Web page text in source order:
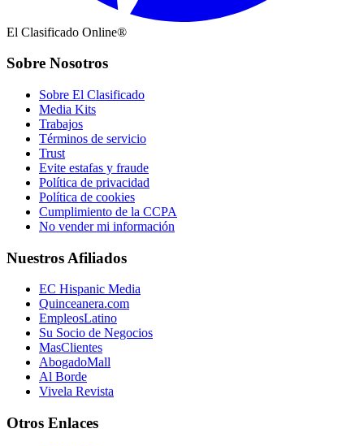
El Clasificado Online®
Sobre Nosotros
Sobre El Clasificado
Media Kits
Trabajos
Términos de servicio
Trust
Evite estafas y fraude
Política de privacidad
Política de cookies
Cumplimiento de la CCPA
No vender mi información
Nuestros Afiliados
EC Hispanic Media
Quinceanera.com
EmpleosLatino
Su Socio de Negocios
MasClientes
AbogadoMall
Al Borde
Vivela Revista
Otros Enlaces